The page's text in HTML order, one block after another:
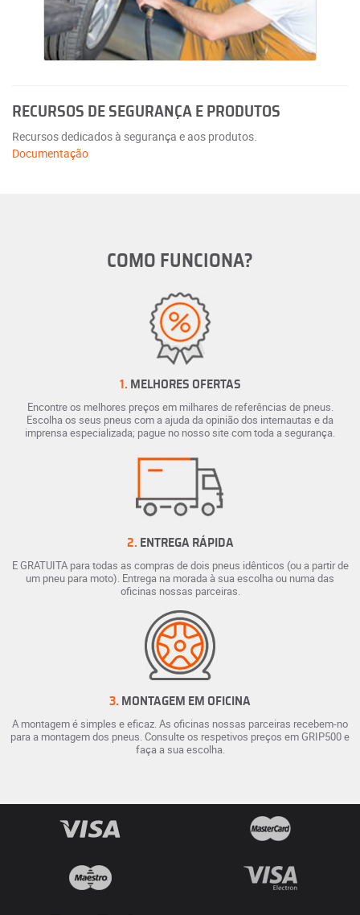
RECURSOS DE SEGURANÇA E PRODUTOS
Recursos dedicados à segurança e aos produtos.
Documentação
COMO FUNCIONA?
1. MELHORES OFERTAS
Encontre os melhores preços em milhares de referências de pneus.
Escolha os seus pneus com a ajuda da opinião dos internautas e da
imprensa especializada; pague no nosso site com toda a segurança.
2. ENTREGA RÁPIDA
E GRATUITA para todas as compras de dois pneus idênticos (ou a partir de
um pneu para moto). Entrega na morada à sua escolha ou numa das
oficinas nossas parceiras.
3. MONTAGEM EM OFICINA
A montagem é simples e eficaz. As oficinas nossas parceiras recebem-no
para a montagem dos pneus. Consulte os respetivos preços em GRIP500 e
faça a sua escolha.